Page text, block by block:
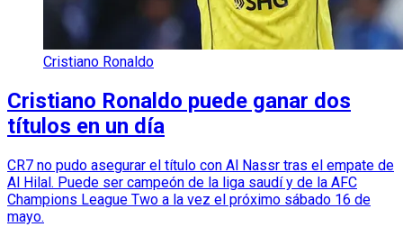
Cristiano Ronaldo
Cristiano Ronaldo puede ganar dos
títulos en un día
CR7 no pudo asegurar el título con Al Nassr tras el empate de
Al Hilal. Puede ser campeón de la liga saudí y de la AFC
Champions League Two a la vez el próximo sábado 16 de
mayo.